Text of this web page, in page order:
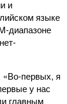
и
языке
диапазоне
первых, я
у нас
главным